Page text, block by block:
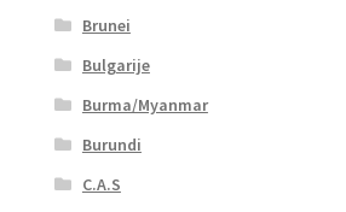
Brunei
Bulgarije
Burma/Myanmar
Burundi
C.A.S